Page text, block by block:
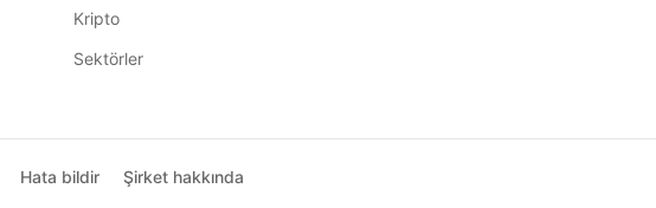
Kripto
Sektörler
Hata bildir Şirket hakkında